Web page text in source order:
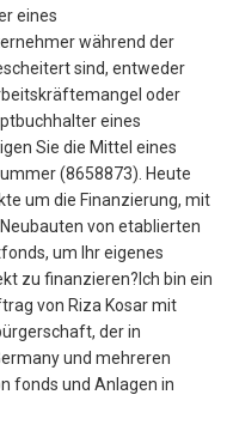
eines
während der
sind, entweder
oder
eines
Sie die Mittel eines
(8658873). Heute
um die Finanzierung, mit
von etablierten
um Ihr eigenes
zu finanzieren?Ich bin ein
von Riza Kosar mit
der in
und mehreren
fonds und Anlagen in